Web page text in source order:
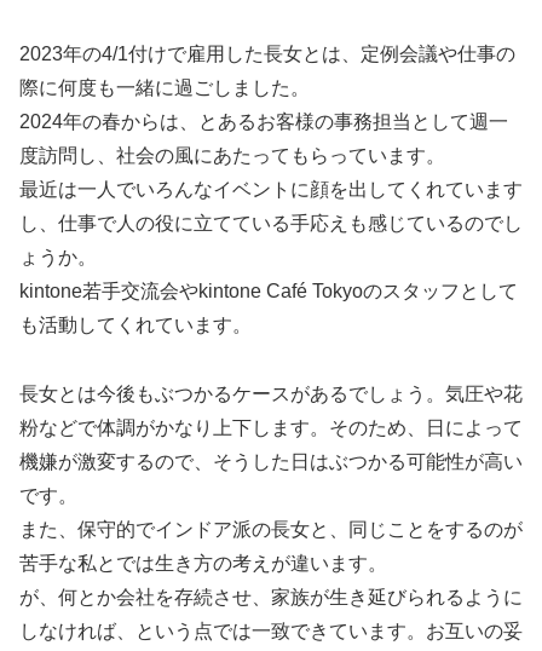
2023年の4/1付けで雇用した長女とは、定例会議や仕事の
際に何度も一緒に過ごしました。
2024年の春からは、とあるお客様の事務担当として週一
度訪問し、社会の風にあたってもらっています。
最近は一人でいろんなイベントに顔を出してくれています
し、仕事で人の役に立てている手応えも感じているのでし
ょうか。
kintone若手交流会やkintone Café Tokyoのスタッフとして
も活動してくれています。
長女とは今後もぶつかるケースがあるでしょう。気圧や花
粉などで体調がかなり上下します。そのため、日によって
機嫌が激変するので、そうした日はぶつかる可能性が高い
です。
また、保守的でインドア派の長女と、同じことをするのが
苦手な私とでは生き方の考えが違います。
が、何とか会社を存続させ、家族が生き延びられるように
しなければ、という点では一致できています。お互いの妥